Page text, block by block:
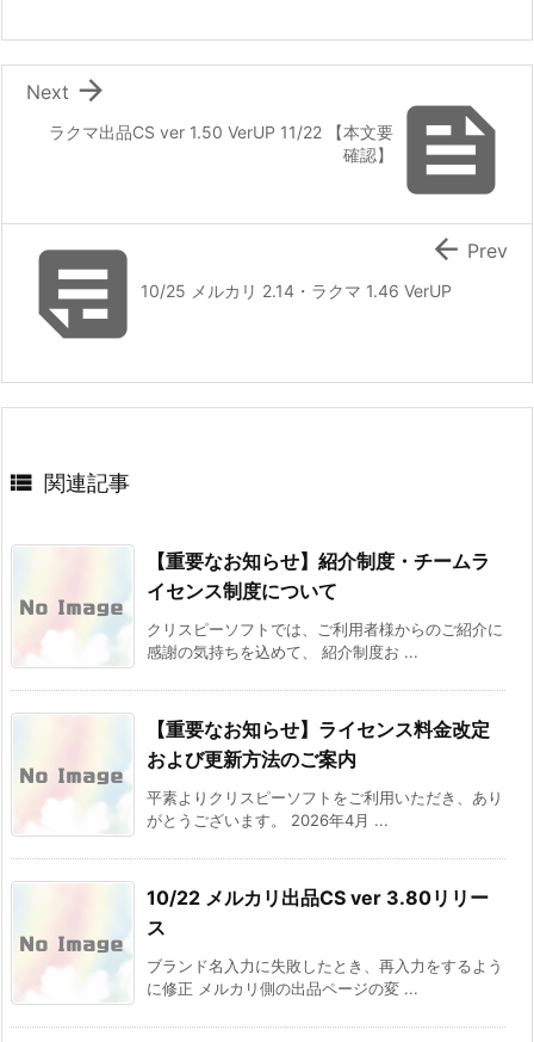

ラクマ出品CS ver 1.50 VerUP 11/22 【本文要
確認】

Next
10/25 メルカリ 2.14・ラクマ 1.46 VerUP
 Prev
 関連記事
【重要なお知らせ】紹介制度・チームラ
イセンス制度について
クリスピーソフトでは、ご利用者様からのご紹介に
感謝の気持ちを込めて、 紹介制度お ...
【重要なお知らせ】ライセンス料金改定
および更新方法のご案内
平素よりクリスピーソフトをご利用いただき、あり
がとうございます。 2026年4月 ...
10/22 メルカリ出品CS ver 3.80リリー
ス
ブランド名入力に失敗したとき、再入力をするよう
に修正 メルカリ側の出品ページの変 ...